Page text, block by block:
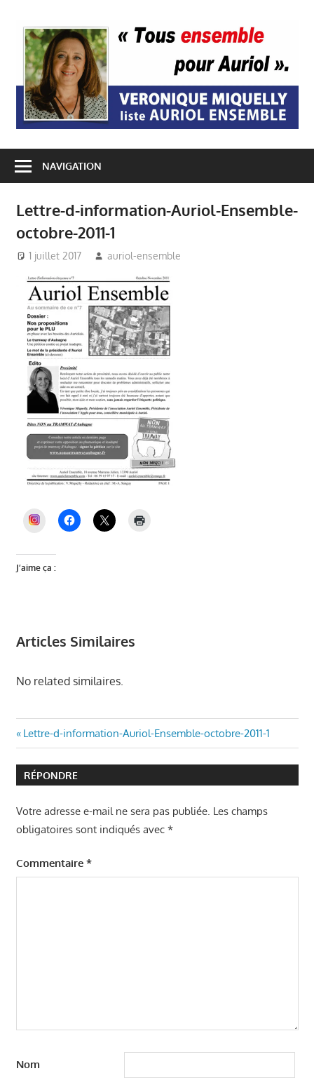
contenu
NAVIGATION
Lettre-d-information-Auriol-Ensemble-
octobre-2011-1
1 juillet 2017 auriol-ensemble
INSTAGRAM
J’aime ça :
Articles Similaires
No related similaires.
Navigation
de
l’article
Article
précédent
:
Lettre-d-information-Auriol-Ensemble-octobre-2011-1
RÉPONDRE
Votre adresse e-mail ne sera pas publiée. Les champs
obligatoires sont indiqués avec *
Commentaire *
Nom